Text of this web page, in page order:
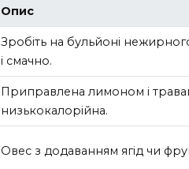
Опис
Зробіть на бульйоні
і смачно.
Приправлена лимоном і
низькокалорійна.
Овес з додаванням ягід чи